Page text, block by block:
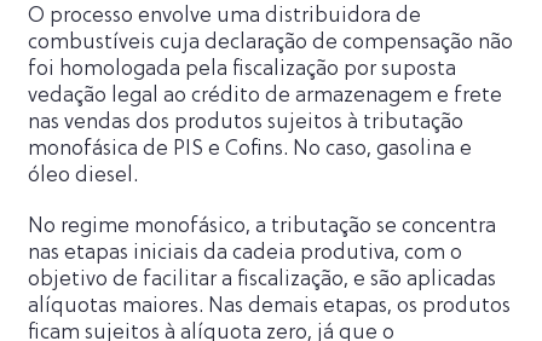
O processo envolve uma distribuidora de
combustíveis cuja declaração de compensação não
foi homologada pela fiscalização por suposta
vedação legal ao crédito de armazenagem e frete
nas vendas dos produtos sujeitos à tributação
monofásica de PIS e Cofins. No caso, gasolina e
óleo diesel.
No regime monofásico, a tributação se concentra
nas etapas iniciais da cadeia produtiva, com o
objetivo de facilitar a fiscalização, e são aplicadas
alíquotas maiores. Nas demais etapas, os produtos
ficam sujeitos à alíquota zero, já que o